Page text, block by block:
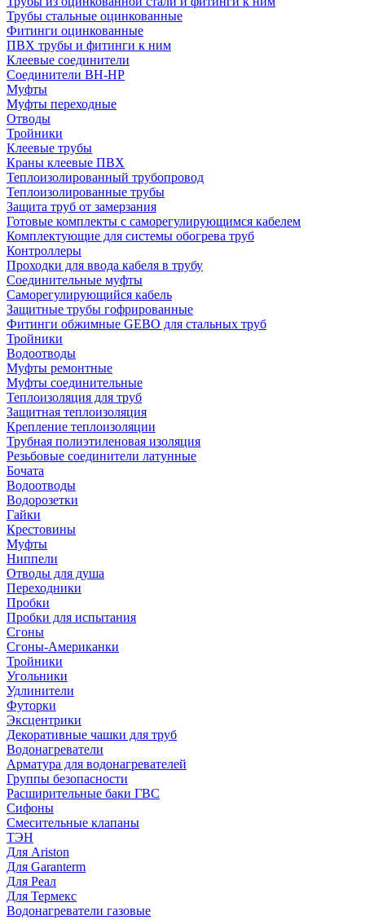
Трубы стальные оцинкованные
Фитинги оцинкованные
ПВХ трубы и фитинги к ним
Клеевые соединители
Соединители ВН-НР
Муфты
Муфты переходные
Отводы
Тройники
Клеевые трубы
Краны клеевые ПВХ
Теплоизолированный трубопровод
Теплоизолированные трубы
Защита труб от замерзания
Готовые комплекты с саморегулирующимся кабелем
Комплектующие для системы обогрева труб
Контроллеры
Проходки для ввода кабеля в трубу
Соединительные муфты
Саморегулирующийся кабель
Защитные трубы гофрированные
Фитинги обжимные GEBO для стальных труб
Тройники
Водоотводы
Муфты ремонтные
Муфты соединительные
Теплоизоляция для труб
Защитная теплоизоляция
Крепление теплоизоляции
Трубная полиэтиленовая изоляция
Резьбовые соединители латунные
Бочата
Водоотводы
Водорозетки
Гайки
Крестовины
Муфты
Ниппели
Отводы для душа
Переходники
Пробки
Пробки для испытания
Сгоны
Сгоны-Американки
Тройники
Угольники
Удлинители
Футорки
Эксцентрики
Декоративные чашки для труб
Водонагреватели
Арматура для водонагревателей
Группы безопасности
Расширительные баки ГВС
Сифоны
Смесительные клапаны
ТЭН
Для Ariston
Для Garanterm
Для Реал
Для Термекс
Водонагреватели газовые